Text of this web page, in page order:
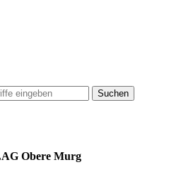
Suchen
Obere Murg